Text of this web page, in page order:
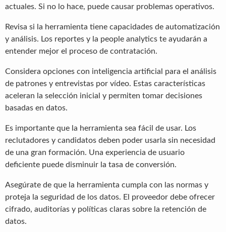
actuales. Si no lo hace, puede causar problemas operativos.
Revisa si la herramienta tiene capacidades de automatización
y análisis. Los reportes y la people analytics te ayudarán a
entender mejor el proceso de contratación.
Considera opciones con inteligencia artificial para el análisis
de patrones y entrevistas por vídeo. Estas características
aceleran la selección inicial y permiten tomar decisiones
basadas en datos.
Es importante que la herramienta sea fácil de usar. Los
reclutadores y candidatos deben poder usarla sin necesidad
de una gran formación. Una experiencia de usuario
deficiente puede disminuir la tasa de conversión.
Asegúrate de que la herramienta cumpla con las normas y
proteja la seguridad de los datos. El proveedor debe ofrecer
cifrado, auditorías y políticas claras sobre la retención de
datos.